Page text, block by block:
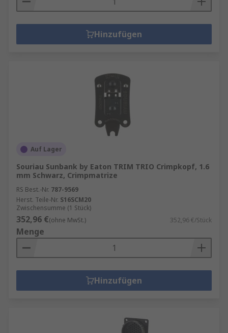
Hinzufügen
Auf Lager
Souriau Sunbank by Eaton TRIM TRIO Crimpkopf, 1.6
mm Schwarz, Crimpmatrize
RS Best.-Nr. 787-9569
Herst. Teile-Nr. S16SCM20
Zwischensumme (1 Stück)
352,96 €(ohne MwSt.) 352,96 €/Stück
Menge
Hinzufügen